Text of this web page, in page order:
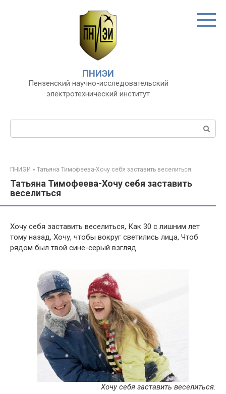
ПНИЭИ
Пензенский научно-исследовательский
электротехнический институт
Поиск:
ПНИЭИ » Татьяна Тимофеева-Хочу себя заставить веселиться
Татьяна Тимофеева-Хочу себя заставить
веселиться
Хочу себя заставить веселиться, Как 30 с лишним лет
тому назад, Хочу, чтобы вокруг светились лица, Чтоб
рядом был твой сине-серый взгляд.
Хочу себя заставить веселиться.